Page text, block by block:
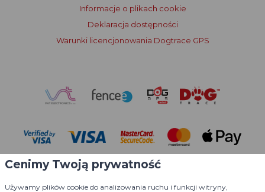
Informacje o plikach cookie
Deklaracja dostępności
Warunki licencjonowania Dogtrace GPS
Cenimy Twoją prywatność
Używamy plików cookie do analizowania ruchu i funkcji witryny,